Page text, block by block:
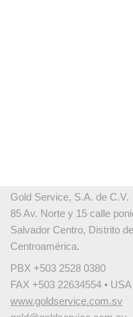
Gold Service, S.A. de C.V.
85 Av. Norte y 15 calle
Salvador Centro, Distrito
Centroamérica.
PBX +503 2528 0380
FAX +503 22634554 •
www.goldservice.com.sv